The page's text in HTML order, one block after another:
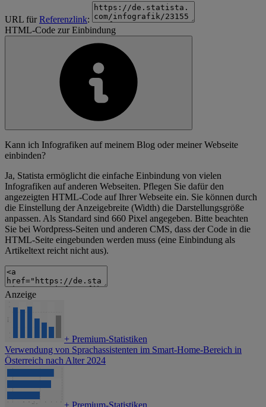
URL fürReferenzlink:
HTML-Code zur Einbindung
Kann ich Infografiken auf meinem Blog oder meiner Webseite
einbinden?
Ja, Statista ermöglicht die einfache Einbindung von vielen
Infografiken auf anderen Webseiten. Pflegen Sie dafür den
angezeigten HTML-Code auf Ihrer Webseite ein. Sie können durch
die Einstellung der Anzeigebreite (Width) die Darstellungsgröße
anpassen. Als Standard sind 660 Pixel angegeben. Bitte beachten
Sie bei Wordpress-Seiten und anderen CMS, dass der Code in die
HTML-Seite eingebunden werden muss (eine Einbindung als
Artikeltext reicht nicht aus).
Anzeige
+ Premium-Statistiken
Verwendung von Sprachassistenten im Smart-Home-Bereich in
Österreich nach Alter 2024